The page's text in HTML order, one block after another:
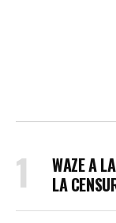
WAZE A
LA